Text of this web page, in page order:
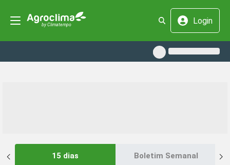
Login
15 dias Boletim Semanal